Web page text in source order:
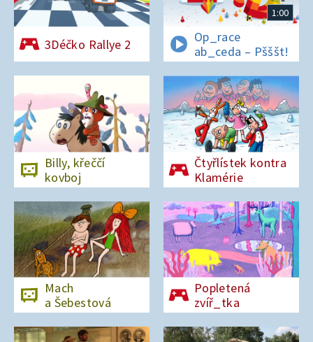
3Déčko Rallye 2
1:00
Op_race
ab_ceda – Pšššt!
Billy, křeččí
kovboj
Čtyřlístek kontra
Klamérie
Mach
a Šebestová
Popletená
zvíř_tka